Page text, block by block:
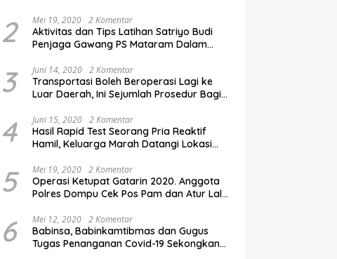
2 Mei 19, 2020 2 Komentar
Aktivitas dan Tips Latihan Satriyo Budi
Penjaga Gawang PS Mataram Dalam
3 Juni 14, 2020 2 Komentar
Transportasi Boleh Beroperasi Lagi ke
Luar Daerah, Ini Sejumlah Prosedur Bagi
4 Juni 15, 2020 2 Komentar
Hasil Rapid Test Seorang Pria Reaktif
Hamil, Keluarga Marah Datangi Lokasi
5 Mei 19, 2020 2 Komentar
Operasi Ketupat Gatarin 2020. Anggota
Polres Dompu Cek Pos Pam dan Atur Lalu
6 Mei 12, 2020 2 Komentar
Babinsa, Babinkamtibmas dan Gugus
Tugas Penanganan Covid-19 Sekongkang